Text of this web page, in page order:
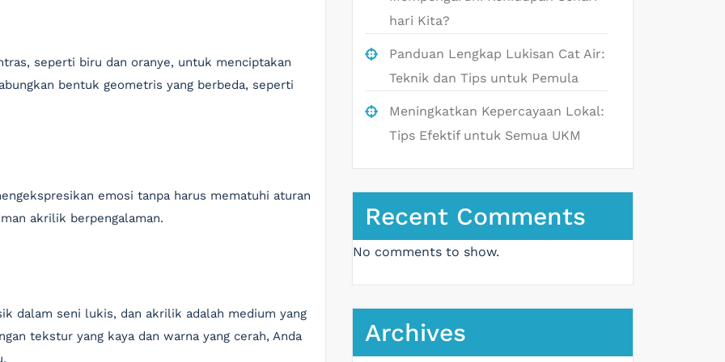
seperti biru dan oranye, untuk menciptakan
bentuk geometris yang berbeda, seperti
emosi tanpa harus mematuhi aturan
akrilik berpengalaman.
dalam seni lukis, dan akrilik adalah medium yang
tekstur yang kaya dan warna yang cerah, Anda
hari Kita?
Panduan Lengkap Lukisan Cat Air:
Teknik dan Tips untuk Pemula
Meningkatkan Kepercayaan Lokal:
Tips Efektif untuk Semua UKM
Recent Comments
No comments to show.
Archives